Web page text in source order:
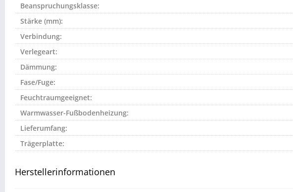
Beanspruchungsklasse:
Stärke (mm):
Verbindung:
Verlegeart:
Dämmung:
Fase/Fuge:
Feuchtraumgeeignet:
Warmwasser-Fußbodenheizung:
Lieferumfang:
Trägerplatte:
Herstellerinformationen